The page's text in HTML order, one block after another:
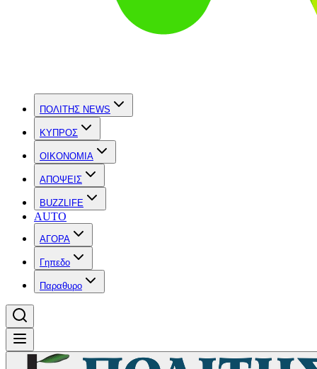
ΠΟΛΙΤΗΣ NEWS
ΚΥΠΡΟΣ
OIKONOMIA
ΑΠΟΨΕΙΣ
BUZZLIFE
AUTO
ΑΓΟΡΑ
Γηπεδο
Παραθυρο